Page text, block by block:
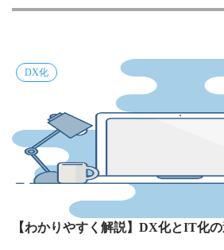
DX化
【わかりやすく解説】DX化とIT化